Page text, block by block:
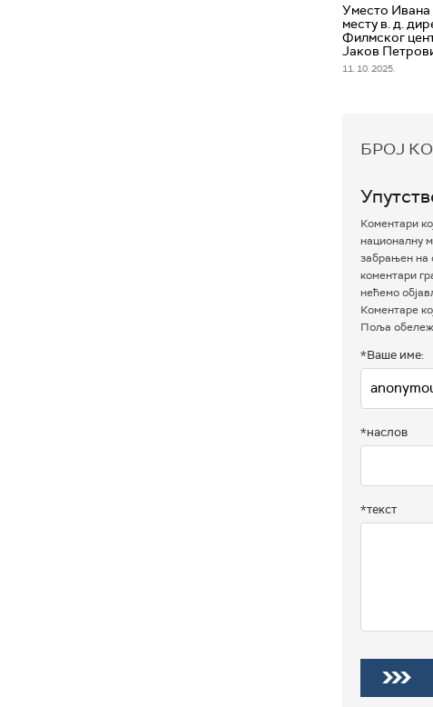
Уместо Ивана
месту в. д.
Филмског
Јаков
11. 10. 2025.
БРОЈ
Коментари
националну
забрањен на
коментари
нећемо
Коментаре
Поља
*Ваше име:
*наслов
*текст